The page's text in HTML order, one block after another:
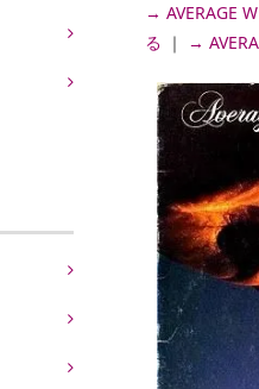
→ AVERAGE
る ｜ →